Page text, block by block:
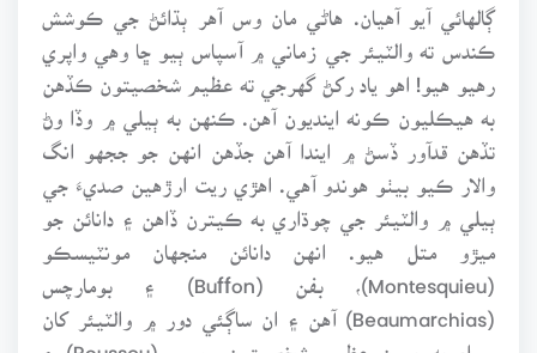
ڳالهائي آيو آهيان. هاڻي مان وس آهر ٻڌائڻ جي ڪوشش
ڪندس ته والٽيئر جي زماني ۾ آسپاس ٻيو ڇا وهي واپري
رهيو هيو! اهو ياد رکڻ گهرجي ته عظيم شخصيتون ڪڏهن
به هيڪليون ڪونه اينديون آهن. ڪنهن به ٻيلي ۾ وڏا وڻ
تڏهن قدآور ڏسڻ ۾ ايندا آهن جڏهن انهن جو ججهو انگ
والار ڪيو بيٺو هوندو آهي. اهڙي ريت ارڙهين صديءَ جي
ٻيلي ۾ والٽيئر جي چوڌاري به ڪيترن ڏاهن ۽ دانائن جو
ميڙو متل هيو. انهن دانائن منجهان مونٽيسڪو
(Montesquieu)، بفن (Buffon) ۽ بومارچس
(Beaumarchias) آهن ۽ ان ساڳئي دور ۾ والٽيئر کان
سواءِ ٻه ٻيون عظيم شخصيتون روسو (Rousseu) ۽